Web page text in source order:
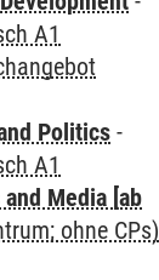
A1
Politics -
A1
Media [ab
ohne CPs)